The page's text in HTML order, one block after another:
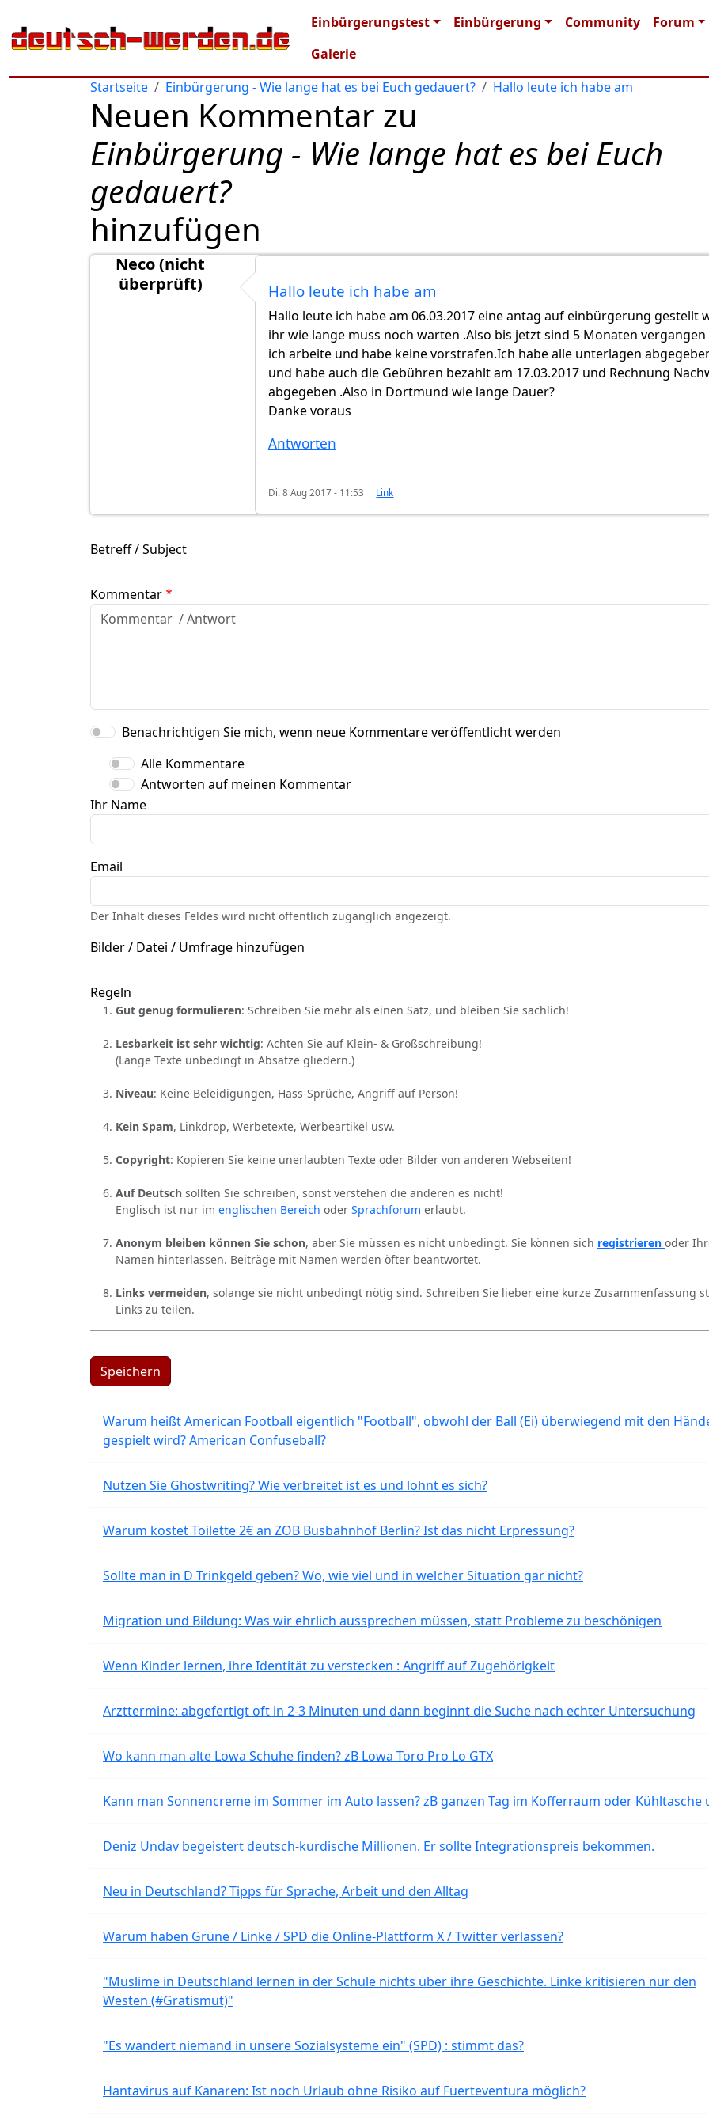
Main navigation
Einbürgerungstest Einbürgerung Community
Forum
Galerie
Startseite
Einbürgerung - Wie lange hat es bei Euch gedauert? Hallo leute ich habe am
Neuen Kommentar zu
Einbürgerung - Wie lange hat es bei Euch
gedauert?
hinzufügen
Neco (nicht
überprüft)
Hallo leute ich habe am
Hallo leute ich habe am 06.03.2017 eine antag auf einbürgerung gestellt
ihr wie lange muss noch warten .Also bis jetzt sind 5 Monaten
ich arbeite und habe keine vorstrafen.Ich habe alle unterlagen
und habe auch die Gebühren bezahlt am 17.03.2017 und Rechnung
abgegeben .Also in Dortmund wie lange Dauer?
Danke voraus
Antworten
Di. 8 Aug 2017 - 11:53 Link
Betreff / Subject
Kommentar
Benachrichtigen Sie mich, wenn neue Kommentare veröffentlicht werden
Alle Kommentare
Antworten auf meinen Kommentar
Ihr Name
Email
Der Inhalt dieses Feldes wird nicht öffentlich zugänglich angezeigt.
Bilder / Datei / Umfrage hinzufügen
Regeln
Gut genug formulieren: Schreiben Sie mehr als einen Satz, und bleiben Sie sachlich!
Lesbarkeit ist sehr wichtig: Achten Sie auf Klein- & Großschreibung!
(Lange Texte unbedingt in Absätze gliedern.)
Niveau: Keine Beleidigungen, Hass-Sprüche, Angriff auf Person!
Kein Spam, Linkdrop, Werbetexte, Werbeartikel usw.
Copyright: Kopieren Sie keine unerlaubten Texte oder Bilder von anderen Webseiten!
Auf Deutsch sollten Sie schreiben, sonst verstehen die anderen es nicht!
Englisch ist nur im englischen Bereich oder Sprachforum erlaubt.
Anonym bleiben können Sie schon, aber Sie müssen es nicht unbedingt. Sie können sich registrieren oder
Namen hinterlassen. Beiträge mit Namen werden öfter beantwortet.
Links vermeiden, solange sie nicht unbedingt nötig sind. Schreiben Sie lieber eine kurze Zusammenfassung
Links zu teilen.
Speichern
Warum heißt American Football eigentlich "Football", obwohl der Ball (Ei) überwiegend mit den
gespielt wird? American Confuseball?
Nutzen Sie Ghostwriting? Wie verbreitet ist es und lohnt es sich?
Warum kostet Toilette 2€ an ZOB Busbahnhof Berlin? Ist das nicht Erpressung?
Sollte man in D Trinkgeld geben? Wo, wie viel und in welcher Situation gar nicht?
Migration und Bildung: Was wir ehrlich aussprechen müssen, statt Probleme zu beschönigen
Wenn Kinder lernen, ihre Identität zu verstecken : Angriff auf Zugehörigkeit
Arzttermine: abgefertigt oft in 2-3 Minuten und dann beginnt die Suche nach echter Untersuchung
Wo kann man alte Lowa Schuhe finden? zB Lowa Toro Pro Lo GTX
Kann man Sonnencreme im Sommer im Auto lassen? zB ganzen Tag im Kofferraum oder Kühltasche
Deniz Undav begeistert deutsch-kurdische Millionen. Er sollte Integrationspreis bekommen.
Neu in Deutschland? Tipps für Sprache, Arbeit und den Alltag
Warum haben Grüne / Linke / SPD die Online-Plattform X / Twitter verlassen?
"Muslime in Deutschland lernen in der Schule nichts über ihre Geschichte. Linke kritisieren nur den
Westen (#Gratismut)"
"Es wandert niemand in unsere Sozialsysteme ein" (SPD) : stimmt das?
Hantavirus auf Kanaren: Ist noch Urlaub ohne Risiko auf Fuerteventura möglich?